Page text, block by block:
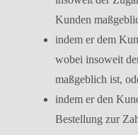
Kunden
indem er dem
wobei insoweit
maßgeblich ist,
indem er den
Bestellung zur